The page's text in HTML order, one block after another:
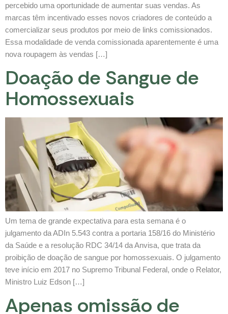
percebido uma oportunidade de aumentar suas vendas. As
marcas têm incentivado esses novos criadores de conteúdo a
comercializar seus produtos por meio de links comissionados.
Essa modalidade de venda comissionada aparentemente é uma
nova roupagem às vendas […]
Doação de Sangue de
Homossexuais
Um tema de grande expectativa para esta semana é o
julgamento da ADIn 5.543 contra a portaria 158/16 do Ministério
da Saúde e a resolução RDC 34/14 da Anvisa, que trata da
proibição de doação de sangue por homossexuais. O julgamento
teve início em 2017 no Supremo Tribunal Federal, onde o Relator,
Ministro Luiz Edson […]
Apenas omissão de